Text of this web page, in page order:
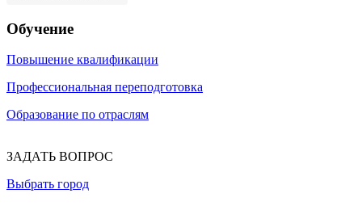
Обучение
Повышение квалификации
Профессиональная переподготовка
Образование по отраслям
ЗАДАТЬ ВОПРОС
Выбрать город